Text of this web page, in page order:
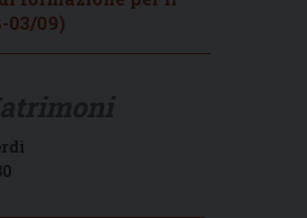
03/09)